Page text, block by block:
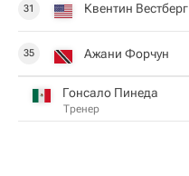
31 Квентин Вестберг
35 Ажани Форчун
Гонсало Пинеда
Тренер